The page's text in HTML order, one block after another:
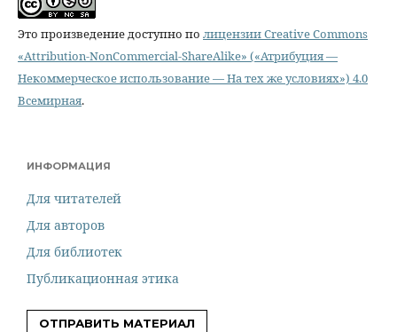
Это произведение доступно по лицензии Creative Commons
«Attribution-NonCommercial-ShareAlike» («Атрибуция —
Некоммерческое использование — На тех же условиях») 4.0
Всемирная.
ИНФОРМАЦИЯ
Для читателей
Для авторов
Для библиотек
Публикационная этика
ОТПРАВИТЬ МАТЕРИАЛ